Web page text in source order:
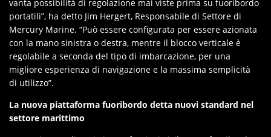
vanta possibilità di regolazione mai viste prima su fuoribordo
portatili”, ha detto Jim Hergert, Responsabile di Settore di
Mercury Marine. “Può essere configurata per essere azionata
con la mano sinistra o destra, mentre il blocco verticale è
regolabile a seconda del tipo di imbarcazione, per una
migliore esperienza di navigazione e la massima semplicità
di utilizzo”.
La nuova piattaforma fuoribordo detta nuovi standard nel
settore marittimo